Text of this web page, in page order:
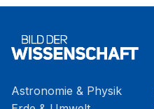
Astronomie & Physik